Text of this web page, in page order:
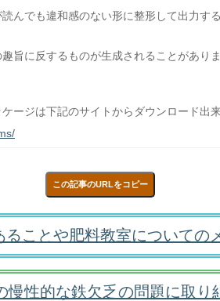
んでも違和感のない形に整形して出力す
旨に反するものが生成されることがあり
ージは下記のサイトからダウンロード出来
この記事のURLをコピー
ることや肥料教室についての
慢性的な鉄欠乏の問題に取り